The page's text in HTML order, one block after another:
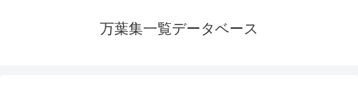
万葉集一覧データベース